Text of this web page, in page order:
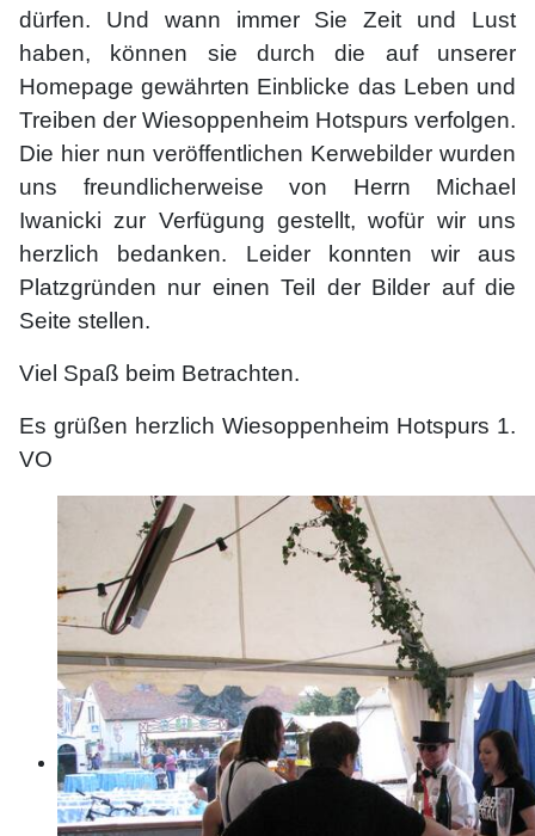
dürfen. Und wann immer Sie Zeit und Lust
haben, können sie durch die auf unserer
Homepage gewährten Einblicke das Leben und
Treiben der Wiesoppenheim Hotspurs verfolgen.
Die hier nun veröffentlichen Kerwebilder wurden
uns freundlicherweise von Herrn Michael
Iwanicki zur Verfügung gestellt, wofür wir uns
herzlich bedanken. Leider konnten wir aus
Platzgründen nur einen Teil der Bilder auf die
Seite stellen.
Viel Spaß beim Betrachten.
Es grüßen herzlich Wiesoppenheim Hotspurs 1.
VO